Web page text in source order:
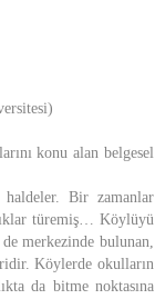
konu alan belgesel
haldeler. Bir zamanlar
türemiş… Köylüyü
merkezinde bulunan,
Köylerde okulların
da bitme noktasına